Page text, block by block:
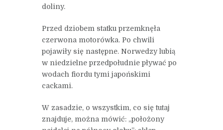
doliny.
Przed dziobem statku przemknęła
czerwona motorówka. Po chwili
pojawiły się następne. Norwedzy lubią
w niedzielne przedpołudnie pływać po
wodach fiordu tymi japońskimi
cackami.
W zasadzie, o wszystkim, co się tutaj
znajduje, można mówić: „położony